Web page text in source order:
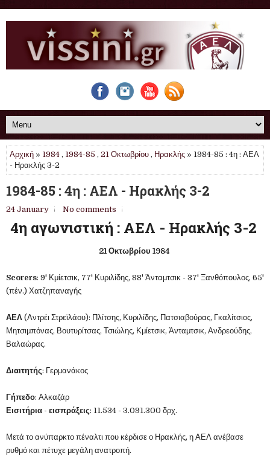
Αρχική » 1984 , 1984-85 , 21 Οκτωβρίου , Ηρακλής » 1984-85 : 4η : ΑΕΛ
- Ηρακλής 3-2
1984-85 : 4η : ΑΕΛ - Ηρακλής 3-2
24 January No comments
4η αγωνιστική : ΑΕΛ - Ηρακλής 3-2
21 Οκτωβρίου 1984
Scorers: 9' Κμίετσικ, 77' Κυριλίδης, 88' Άνταμτσικ - 37' Ξανθόπουλος, 65'
(πέν.) Χατζηπαναγής
ΑΕΛ (Αντρέι Στρεϊλάου): Πλίτσης, Κυριλίδης, Πατσιαβούρας, Γκαλίτσιος,
Μητσιμπόνας, Βουτυρίτσας, Τσιώλης, Κμίετσικ, Άνταμτσικ, Ανδρεούδης,
Βαλαώρας.
Διαιτητής: Γερμανάκος
Γήπεδο: Αλκαζάρ
Εισιτήρια - εισπράξεις: 11.534 - 3.091.300 δρχ.
Μετά το ανύπαρκτο πέναλτι που κέρδισε ο Ηρακλής, η ΑΕΛ ανέβασε
ρυθμό και πέτυχε μεγάλη ανατροπή.